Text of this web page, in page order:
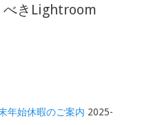
べきLightroom
年始休暇のご案内 2025-